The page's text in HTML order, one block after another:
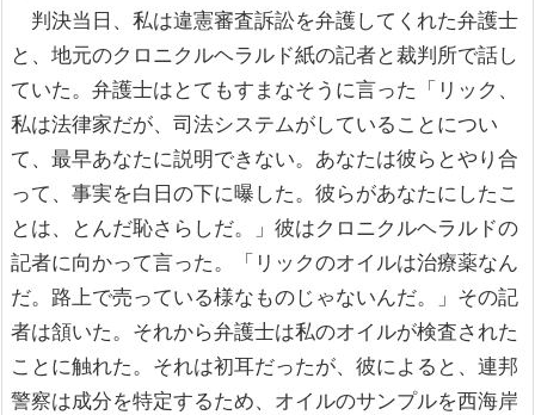
判決当日、私は違憲審査訴訟を弁護してくれた弁護士
と、地元のクロニクルヘラルド紙の記者と裁判所で話し
ていた。弁護士はとてもすまなそうに言った「リック、
私は法律家だが、司法システムがしていることについ
て、最早あなたに説明できない。あなたは彼らとやり合
って、事実を白日の下に曝した。彼らがあなたにしたこ
とは、とんだ恥さらしだ。」彼はクロニクルヘラルドの
記者に向かって言った。「リックのオイルは治療薬なん
だ。路上で売っている様なものじゃないんだ。」その記
者は頷いた。それから弁護士は私のオイルが検査された
ことに触れた。それは初耳だったが、彼によると、連邦
警察は成分を特定するため、オイルのサンプルを西海岸